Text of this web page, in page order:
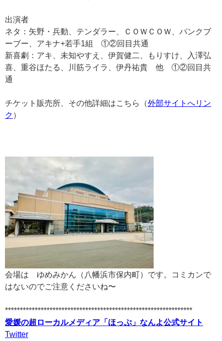
出演者
ネタ：矢野・兵動、テンダラー、ＣＯＷＣＯＷ、パンクブ
ーブー、アキナ+若手1組 ①②回目共通
新喜劇：アキ、未知やすえ、伊賀健二、もりすけ、入澤弘
喜、重谷ほたる、川筋ライラ、伊丹祐貴 他 ①②回目共
通
チケット販売所、その他詳細はこちら（外部サイトへリン
ク ）
会場は ゆめみかん（八幡浜市保内町）です。コミカンで
はないのでご注意くださいね〜
***************************************************************
愛媛の超ローカルメディア「ほっぷ」なんよ公式サイト
Twitter